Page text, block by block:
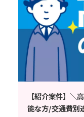
【紹介案件】＼
能な方/交通費別